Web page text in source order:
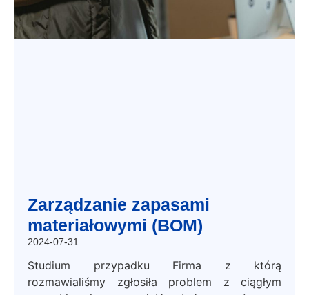
Zarządzanie zapasami
materiałowymi (BOM)
2024-07-31
Studium przypadku Firma z którą
rozmawialiśmy zgłosiła problem z ciągłym